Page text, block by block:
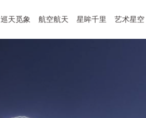
巡天觅象 航空航天 星眸千里 艺术星空